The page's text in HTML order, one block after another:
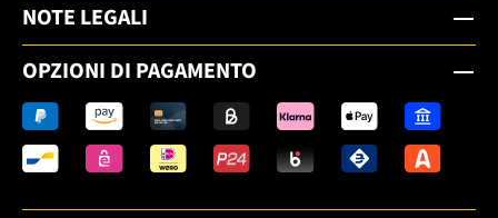
NOTE LEGALI
OPZIONI DI PAGAMENTO